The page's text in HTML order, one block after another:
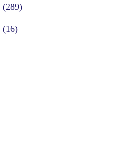
(289)
(16)